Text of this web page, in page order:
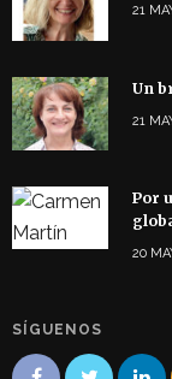
21
Un
21
Por
20
SÍGUENOS